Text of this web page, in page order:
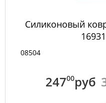
Силиконовый
08504
24700руб